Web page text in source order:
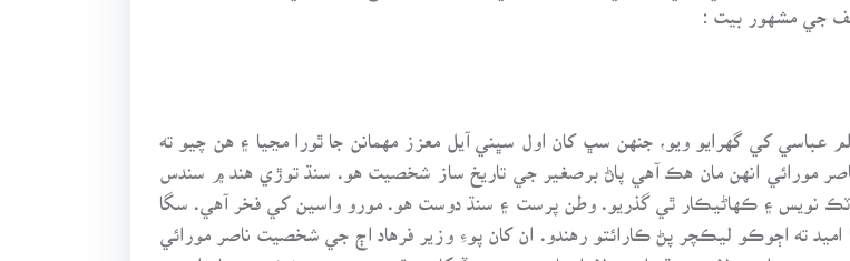
جي مشهور بيت :
کي گهرايو ويو، جنهن سڀ کان اول سڀني آيل معزز مهمانن جا ٿورا مڃيا ۽ هن چيو ته
مورائي انهن مان هڪ آهي پاڻ برصغير جي تاريخ ساز شخصيت هو. سنڌ توڙي هند ۾ سندس
نويس ۽ ڪهاڻيڪار ٿي گذريو. وطن پرست ۽ سنڌ دوست هو. مورو واسين کي فخر آهي. سگا
ته اڄوڪو ليڪچر پڻ ڪارائتو رهندو. ان کان پوءِ وزير فرهاد اڄ جي شخصيت ناصر مورائي
موري واسين لاءِ ۽ سنڌ واسين لاءِ اتساھ جو رستو ڏيکارين ٿيون ۽ سندس شخصيت مان اڄ جو